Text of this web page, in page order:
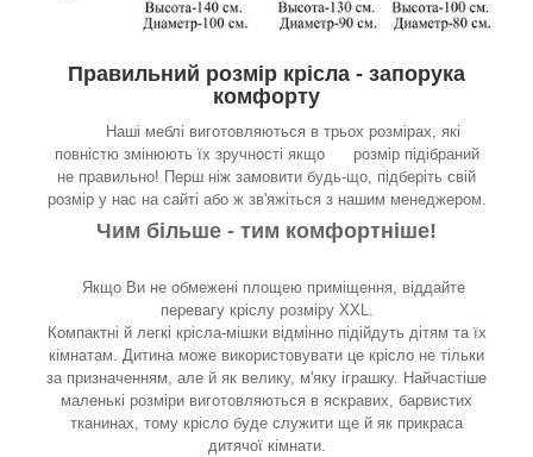
Правильний розмір крісла - запорука
комфорту
Наші меблі виготовляються в трьох розмірах, які
повністю змінюють їх зручності якщо розмір підібраний
не правильно! Перш ніж замовити будь-що, підберіть свій
розмір у нас на сайті або ж зв'яжіться з нашим менеджером.
Чим більше - тим комфортніше!
Якщо Ви не обмежені площею приміщення, віддайте
перевагу кріслу розміру XXL.
Компактні й легкі крісла-мішки відмінно підійдуть дітям та їх
кімнатам. Дитина може використовувати це крісло не тільки
за призначенням, але й як велику, м'яку іграшку. Найчастіше
маленькі розміри виготовляються в яскравих, барвистих
тканинах, тому крісло буде служити ще й як прикраса
дитячої кімнати.